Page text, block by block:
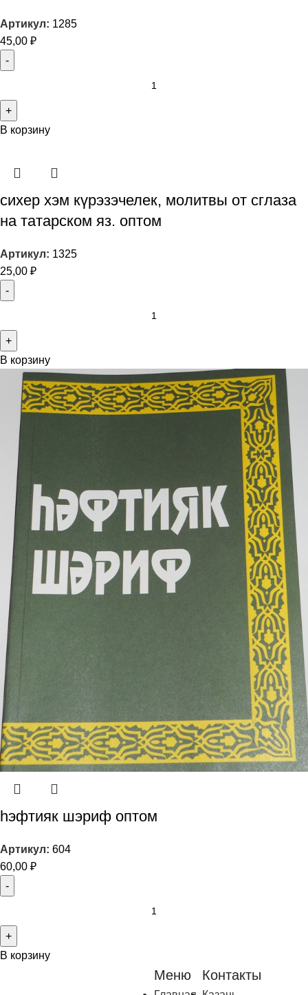
Артикул: 1285
45,00 ₽
В корзину
сихер хэм күрэзэчелек, молитвы от сглаза
на татарском яз. оптом
Артикул: 1325
25,00 ₽
В корзину
һэфтияк шэриф оптом
Артикул: 604
60,00 ₽
В корзину
Меню Контакты